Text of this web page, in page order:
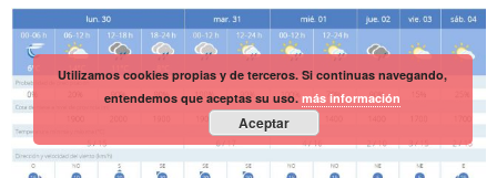
Utilizamos cookies propias y de terceros. Si continuas navegando,
entendemos que aceptas su uso.más información
Aceptar